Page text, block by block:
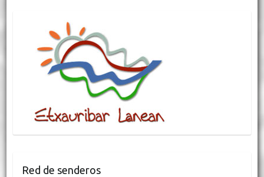
Red de senderos